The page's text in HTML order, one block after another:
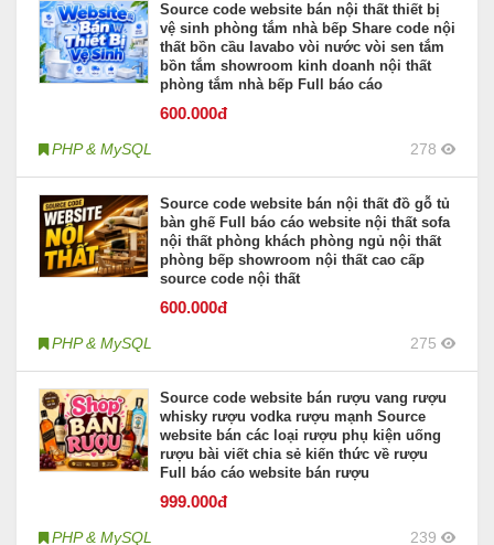
Source code website bán nội thất thiết bị
vệ sinh phòng tắm nhà bếp Share code nội
thất bồn cầu lavabo vòi nước vòi sen tắm
bồn tắm showroom kinh doanh nội thất
phòng tắm nhà bếp Full báo cáo
600.000đ
PHP & MySQL 278
Source code website bán nội thất đồ gỗ tủ
bàn ghế Full báo cáo website nội thất sofa
nội thất phòng khách phòng ngủ nội thất
phòng bếp showroom nội thất cao cấp
source code nội thất
600.000đ
PHP & MySQL 275
Source code website bán rượu vang rượu
whisky rượu vodka rượu mạnh Source
website bán các loại rượu phụ kiện uống
rượu bài viết chia sẻ kiến thức về rượu
Full báo cáo website bán rượu
999.000đ
PHP & MySQL 239